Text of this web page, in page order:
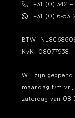
+31 (0) 342 –
+31 (0) 6-53
BTW:
KvK: 08077938
Wij zijn geopend
maandag t/m
zaterdag van